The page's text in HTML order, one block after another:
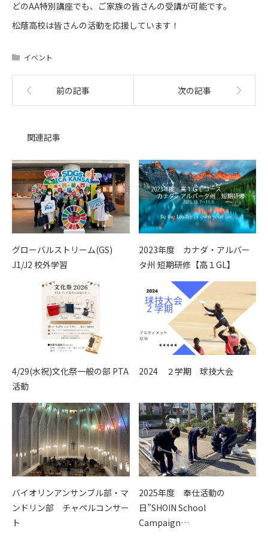
どのAA特別講座でも、ご家族の皆さんの受講が可能です。
松蔭高校は皆さんの活動を応援しています！
イベント
前の記事 次の記事
関連記事
グローバルストリーム(GS)
J1/J2 校外学習
2023年度 カナダ・アルバー
タ州 短期研修【高１GL】
4/29(水祝)文化祭一般の部 PTA
活動
2024 ２学期 球技大会
バイオリンアンサンブル部・マ
ンドリン部 チャペルコンサー
ト
2025年度 奉仕活動の
日”SHOIN School
Campaign…